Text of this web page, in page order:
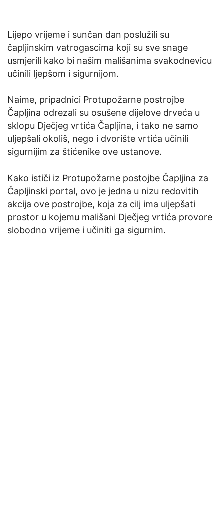
Lijepo vrijeme i sunčan dan poslužili su
čapljinskim vatrogascima koji su sve snage
usmjerili kako bi našim mališanima svakodnevicu
učinili ljepšom i sigurnijom.
Naime, pripadnici Protupožarne postrojbe
Čapljina odrezali su osušene dijelove drveća u
sklopu Dječjeg vrtića Čapljina, i tako ne samo
uljepšali okoliš, nego i dvorište vrtića učinili
sigurnijim za štićenike ove ustanove.
Kako ističi iz Protupožarne postojbe Čapljina za
Čapljinski portal, ovo je jedna u nizu redovitih
akcija ove postrojbe, koja za cilj ima uljepšati
prostor u kojemu mališani Dječjeg vrtića provore
slobodno vrijeme i učiniti ga sigurnim.